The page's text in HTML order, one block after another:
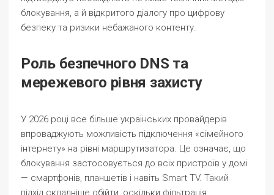
блокування, а й відкритого діалогу про цифрову
безпеку та ризики небажаного контенту.
Роль безпечного DNS та
мережевого рівня захисту
У 2026 році все більше українських провайдерів
впроваджують можливість підключення «сімейного
інтернету» на рівні маршрутизатора. Це означає, що
блокування застосовується до всіх пристроїв у домі
— смартфонів, планшетів і навіть Smart TV. Такий
підхід складніше обійти, оскільки фільтрація